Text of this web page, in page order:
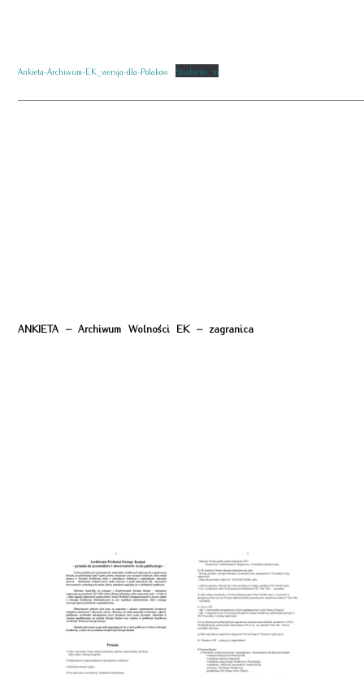
Ankieta-Archiwum-EK_wersja-dla-Polakow Stiahnite si
ANKIETA – Archiwum Wolności EK – zagranica